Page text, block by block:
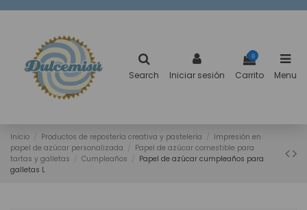
Search Iniciar sesión
0
Carrito Menu
Inicio Productos de repostería creativa y pastelería
Impresión en
papel de azúcar personalizada
Papel de azúcar comestible para
tartas y galletas
Cumpleaños
Papel de azúcar cumpleaños para
galletas L